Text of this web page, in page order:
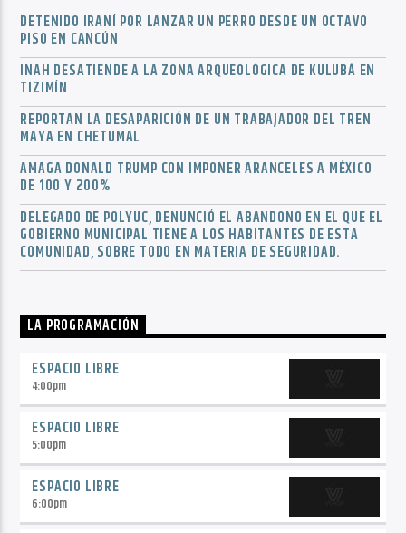
DETENIDO IRANÍ POR LANZAR UN PERRO DESDE UN OCTAVO
PISO EN CANCÚN
INAH DESATIENDE A LA ZONA ARQUEOLÓGICA DE KULUBÁ EN
TIZIMÍN
REPORTAN LA DESAPARICIÓN DE UN TRABAJADOR DEL TREN
MAYA EN CHETUMAL
AMAGA DONALD TRUMP CON IMPONER ARANCELES A MÉXICO
DE 100 Y 200%
DELEGADO DE POLYUC, DENUNCIÓ EL ABANDONO EN EL QUE EL
GOBIERNO MUNICIPAL TIENE A LOS HABITANTES DE ESTA
COMUNIDAD, SOBRE TODO EN MATERIA DE SEGURIDAD.
LA PROGRAMACIÓN
ESPACIO LIBRE
4:00pm
ESPACIO LIBRE
5:00pm
ESPACIO LIBRE
6:00pm